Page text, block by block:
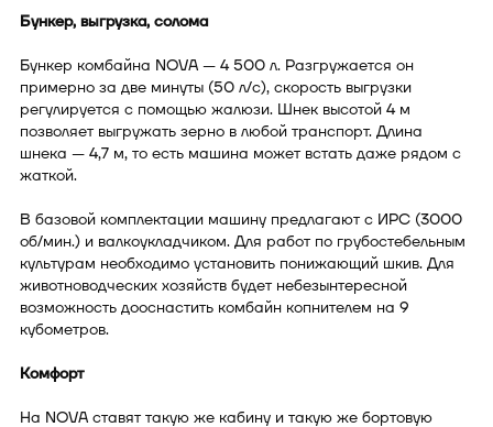
Бункер, выгрузка, солома
Бункер комбайна NOVA — 4 500 л. Разгружается он
примерно за две минуты (50 л/с), скорость выгрузки
регулируется с помощью жалюзи. Шнек высотой 4 м
позволяет выгружать зерно в любой транспорт. Длина
шнека — 4,7 м, то есть машина может встать даже рядом с
жаткой.
В базовой комплектации машину предлагают с ИРС (3000
об/мин.) и валкоукладчиком. Для работ по грубостебельным
культурам необходимо установить понижающий шкив. Для
животноводческих хозяйств будет небезынтересной
возможность дооснастить комбайн копнителем на 9
кубометров.
Комфорт
На NOVA ставят такую же кабину и такую же бортовую